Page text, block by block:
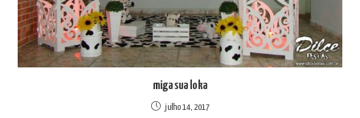
miga sua loka
julho 14, 2017